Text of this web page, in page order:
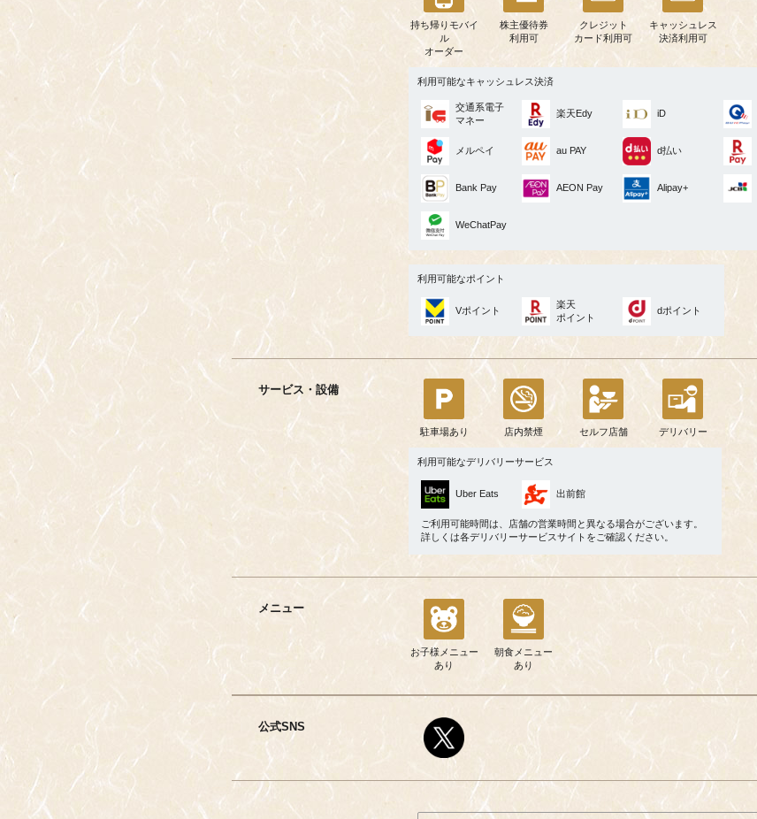
持ち帰りモバイ
ル
オーダー
株主優待券
利用可
クレジット
カード利用可
キャッシュレス
決済利用可
利用可能なキャッシュレス決済
交通系電子
マネー
楽天Edy iD
メルペイ au PAY d払い
Bank Pay AEON Pay Alipay+
WeChatPay
利用可能なポイント
Vポイント
楽天
ポイント
dポイント
サービス・設備
駐車場あり 店内禁煙 セルフ店舗 デリバリー
利用可能なデリバリーサービス
Uber Eats 出前館
ご利用可能時間は、店舗の営業時間と異なる場合がございます。
詳しくは各デリバリーサービスサイトをご確認ください。
メニュー
お子様メニュー
あり
朝食メニュー
あり
公式SNS